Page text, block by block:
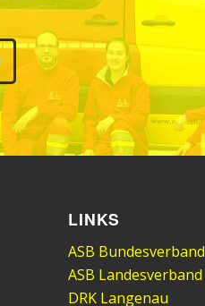
LINKS
ASB Bundesverband
ASB Landesverband
DRK Langenau